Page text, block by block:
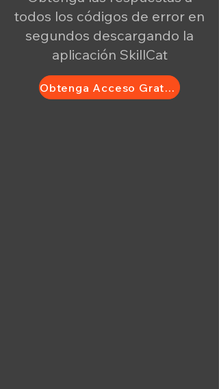
todos los códigos de error en
segundos descargando la
aplicación SkillCat
Obtenga Acceso Gratuito